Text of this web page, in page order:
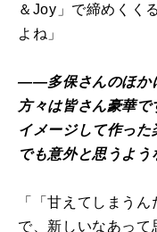
＆Joy」で締めくく
よね」
――多保さんのほか
方々は皆さん豪華
イメージして作っ
でも意外と思うよ
「「甘えてしまう
で、新しいなあって